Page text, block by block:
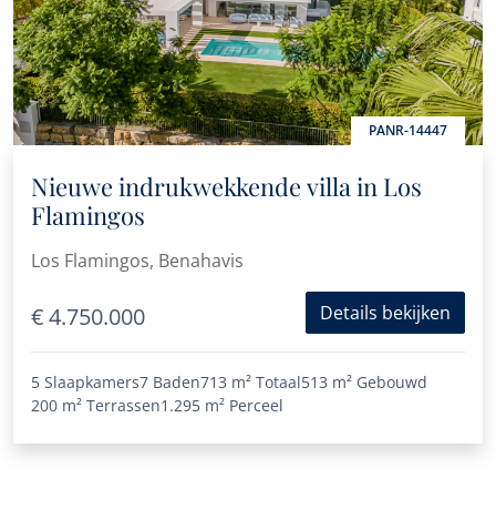
PANR-14447
Nieuwe indrukwekkende villa in Los
Flamingos
Los Flamingos, Benahavis
€ 4.750.000 Details bekijken
5 Slaapkamers7 Baden713 m² Totaal513 m² Gebouwd
200 m² Terrassen1.295 m² Perceel